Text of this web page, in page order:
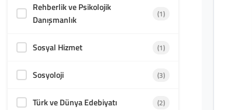
Rehberlik ve Psikolojik
Danışmanlık
(1)
Sosyal Hizmet (1)
Sosyoloji (3)
Türk ve Dünya Edebiyatı (2)